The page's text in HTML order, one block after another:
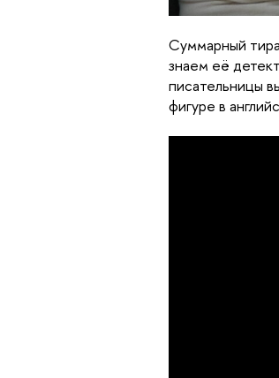
Суммарный
знаем её
писательницы
фигуре в